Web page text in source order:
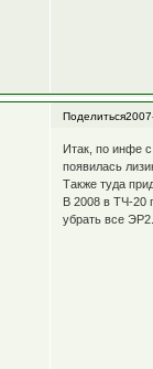
Поделиться
Итак, по инфе
появилась
Также туда
В 2008 в ТЧ-20
убрать все ЭР2.